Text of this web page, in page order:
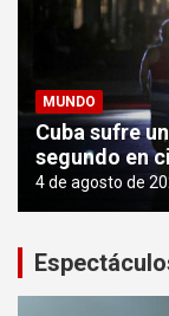
MUNDO
Cuba sufre
segundo en
4 de agosto de